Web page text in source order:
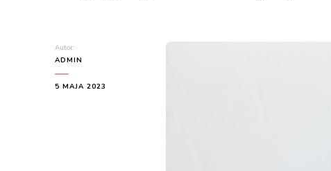
Autor:
ADMIN
5 MAJA 2023